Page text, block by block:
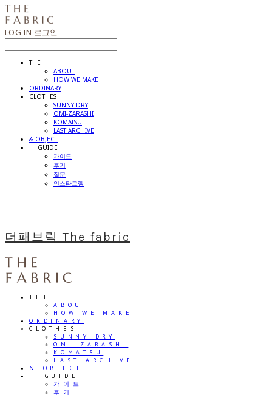
LOG IN 로그인
THE
ABOUT
HOW WE MAKE
ORDINARY
CLOTHES
SUNNY DRY
OMI-ZARASHI
KOMATSU
LAST ARCHIVE
& OBJECT
⠀⠀GUIDE
가이드
후기
질문
인스타그램
더패브릭 The fabric
THE
ABOUT
HOW WE MAKE
ORDINARY
CLOTHES
SUNNY DRY
OMI-ZARASHI
KOMATSU
LAST ARCHIVE
& OBJECT
⠀⠀GUIDE
가이드
후기